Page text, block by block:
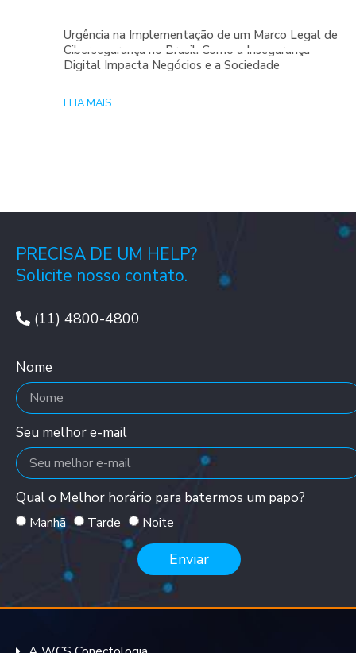
Urgência na Implementação de um Marco Legal de
Cibersegurança no Brasil: Como a Insegurança
Digital Impacta Negócios e a Sociedade
LEIA MAIS
PRECISA DE UM HELP?
Solicite nosso contato.
(11) 4800-4800
Nome
Seu melhor e-mail
Qual o Melhor horário para batermos um papo?
Manhã Tarde Noite
Enviar